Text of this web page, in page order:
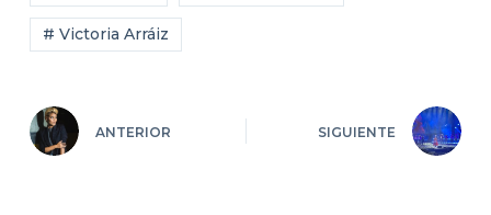
# Victoria Arráiz
ANTERIOR SIGUIENTE